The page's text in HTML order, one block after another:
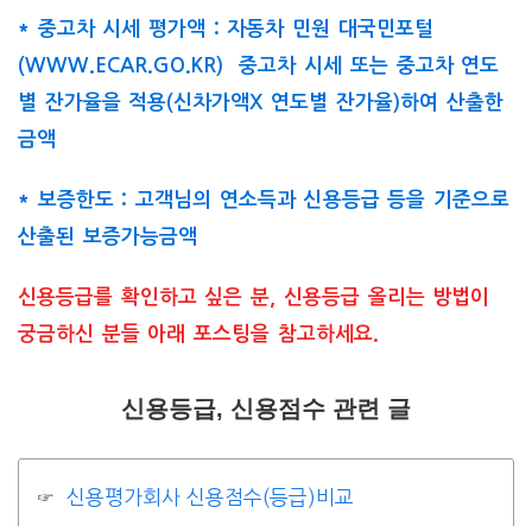
* 중고차 시세 평가액 : 자동차 민원 대국민포털
(WWW.ECAR.GO.KR) 중고차 시세 또는 중고차 연도
별 잔가율을 적용(신차가액X 연도별 잔가율)하여 산출한
금액
* 보증한도 : 고객님의 연소득과 신용등급 등을 기준으로
산출된 보증가능금액
신용등급를 확인하고 싶은 분, 신용등급 올리는 방법이
궁금하신 분들 아래 포스팅을 참고하세요.
신용등급, 신용점수 관련 글
신용평가회사 신용점수(등급)비교